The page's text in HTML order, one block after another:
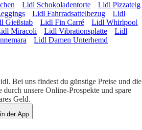
Lidl Schokoladentorte
Lidl Pizzateig
Lidl Fahrradsattelbezug
Lidl
Gießstab Lidl Fin Carré
Lidl Whirlpool
Miracoli Lidl Vibrationsplatte
Lidl
Lidl Damen Unterhemd
Bei uns findest du günstige Preise und die
durch unsere Online-Prospekte und spare
Geld.
der App